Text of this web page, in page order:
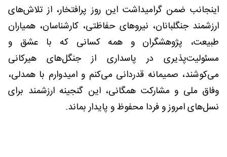
اینجانب ضمن گرامیداشت این روز پرافتخار، از تلاش‌های
ارزشمند جنگلبانان، نیروهای حفاظتی، کارشناسان، همیاران
طبیعت، پژوهشگران و همه کسانی که با عشق و
مسئولیت‌پذیری در پاسداری از جنگل‌های هیرکانی
می‌کوشند، صمیمانه قدردانی می‌کنم و امیدوارم با همدلی،
وفاق ملی و مشارکت همگانی، این گنجینه ارزشمند برای
نسل‌های امروز و فردا محفوظ و پایدار بماند.